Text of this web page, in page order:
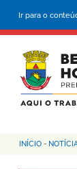
conteúdo
principal
Ir para o
Trilha
INÍCIO -